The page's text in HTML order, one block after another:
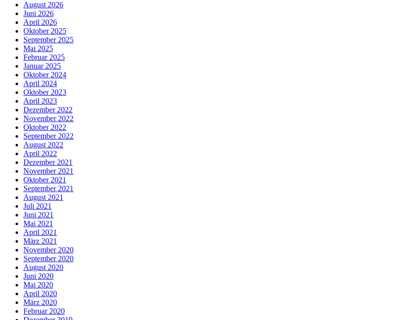
August 2026
Juni 2026
April 2026
Oktober 2025
September 2025
Mai 2025
Februar 2025
Januar 2025
Oktober 2024
April 2024
Oktober 2023
April 2023
Dezember 2022
November 2022
Oktober 2022
September 2022
August 2022
April 2022
Dezember 2021
November 2021
Oktober 2021
September 2021
August 2021
Juli 2021
Juni 2021
Mai 2021
April 2021
März 2021
November 2020
September 2020
August 2020
Juni 2020
Mai 2020
April 2020
März 2020
Februar 2020